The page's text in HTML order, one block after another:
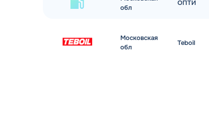
обл
ОПТИ
Московская
обл
Teboil